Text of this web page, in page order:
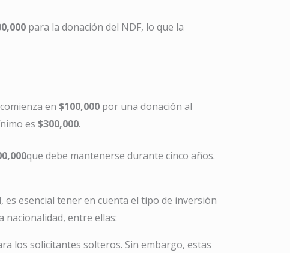
para la donación del NDF, lo que la
en $100,000 por una donación al
es $300,000.
que debe mantenerse durante cinco años.
es esencial tener en cuenta el tipo de inversión
nacionalidad, entre ellas:
los solicitantes solteros. Sin embargo, estas